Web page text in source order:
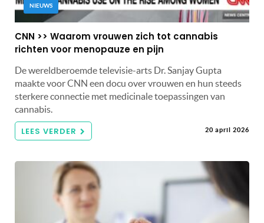
NIEUWS
CNN >> Waarom vrouwen zich tot cannabis
richten voor menopauze en pijn
De wereldberoemde televisie-arts Dr. Sanjay Gupta
maakte voor CNN een docu over vrouwen en hun steeds
sterkere connectie met medicinale toepassingen van
cannabis.
LEES VERDER 20 april 2026